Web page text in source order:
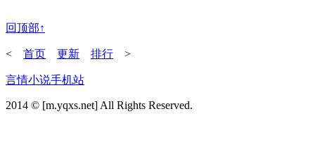
回顶部↑
< 首页 更新 排行 >
言情小说手机站
2014 © [m.yqxs.net] All Rights Reserved.